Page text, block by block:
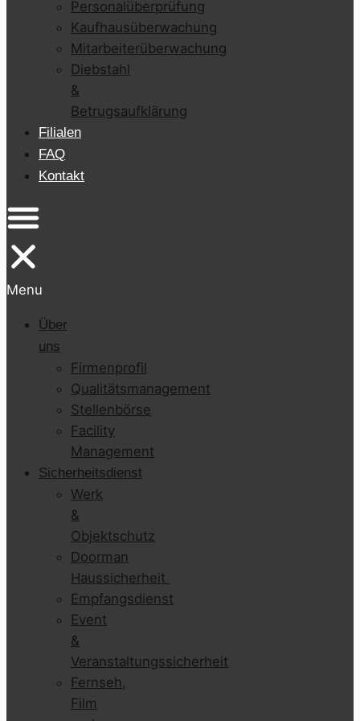
Personalüberprüfung
Kaufhausüberwachung
Mitarbeiterüberwachung
Diebstahl
&
Betrugsaufklärung
Filialen
FAQ
Kontakt
Menu
Über
uns
Firmenprofil
Qualitätsmanagement
Stellenbörse
Facility
Management
Sicherheitsdienst
Werk
&
Objektschutz
Doorman
Haussicherheit
Empfangsdienst
Event
&
Veranstaltungssicherheit
Fernseh,
Film